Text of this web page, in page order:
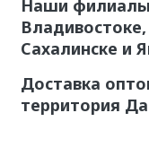
Наши филиалы
Сахалинске и
Доставка
территория